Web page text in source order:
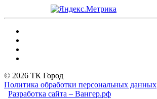
© 2026 ТК Город
Политика обработки персональных данных
Разработка сайта – Вангер.рф